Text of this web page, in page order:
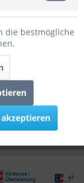
mehr
mehr
die bestmögliche